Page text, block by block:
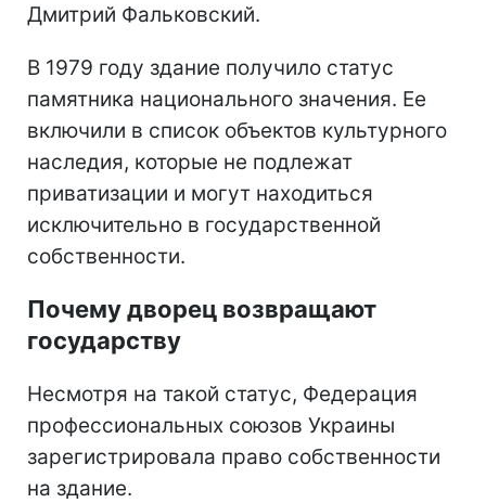
Дмитрий Фальковский.
В 1979 году здание получило статус
памятника национального значения. Ее
включили в список объектов культурного
наследия, которые не подлежат
приватизации и могут находиться
исключительно в государственной
собственности.
Почему дворец возвращают
государству
Несмотря на такой статус, Федерация
профессиональных союзов Украины
зарегистрировала право собственности
на здание.